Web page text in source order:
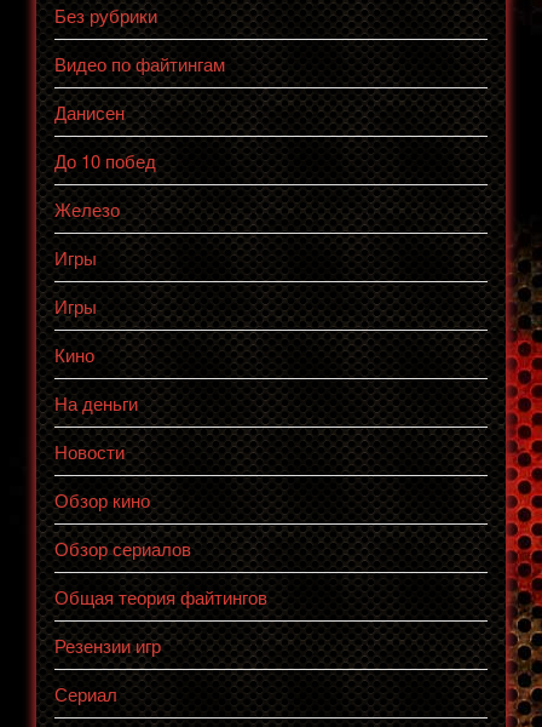
Без рубрики
Видео по файтингам
Данисен
До 10 побед
Железо
Игры
Игры
Кино
На деньги
Новости
Обзор кино
Обзор сериалов
Общая теория файтингов
Резензии игр
Сериал